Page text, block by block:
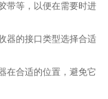
带等，以便在需要时进
器的接口类型选择合适
在合适的位置，避免它